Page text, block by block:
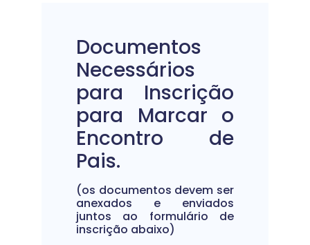
Documentos
Necessários
para Inscrição
para Marcar o
Encontro de
Pais.
(os documentos devem ser
anexados e enviados
juntos ao formulário de
inscrição abaixo)